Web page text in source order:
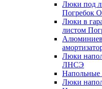
Люки под
Погребок
Люки в
листом
Люки
ЛНСЭ
Люки